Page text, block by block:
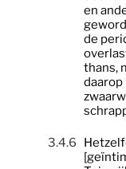
en
de
thans,
daarop
3.4.6